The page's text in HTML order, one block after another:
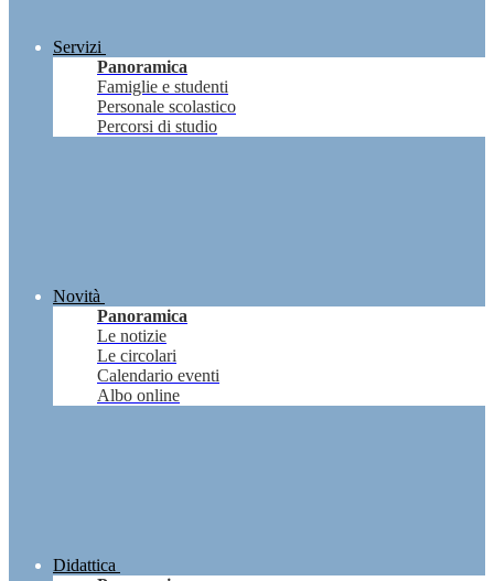
Servizi
Panoramica
Famiglie e studenti
Personale scolastico
Percorsi di studio
Novità
Panoramica
Le notizie
Le circolari
Calendario eventi
Albo online
Didattica